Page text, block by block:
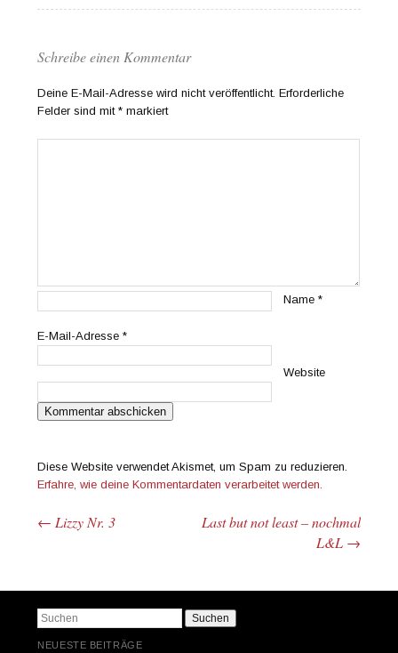
Schreibe einen Kommentar
Deine E-Mail-Adresse wird nicht veröffentlicht. Erforderliche
Felder sind mit* markiert
Name*
E-Mail-Adresse*
Website
Diese Website verwendet Akismet, um Spam zu reduzieren.
Erfahre, wie deine Kommentardaten verarbeitet werden.
Beitrags-Navigation
← Lizzy Nr. 3
Last but not least – nochmal
L&L →
Suchen
NEUESTE BEITRÄGE